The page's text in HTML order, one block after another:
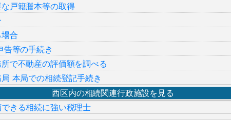
戸籍謄本等の取得
合
告等の手続き
で不動産の評価額を調べる
本局での相続登記手続き
西区内の相続関連行政施設を見る
きる相続に強い税理士